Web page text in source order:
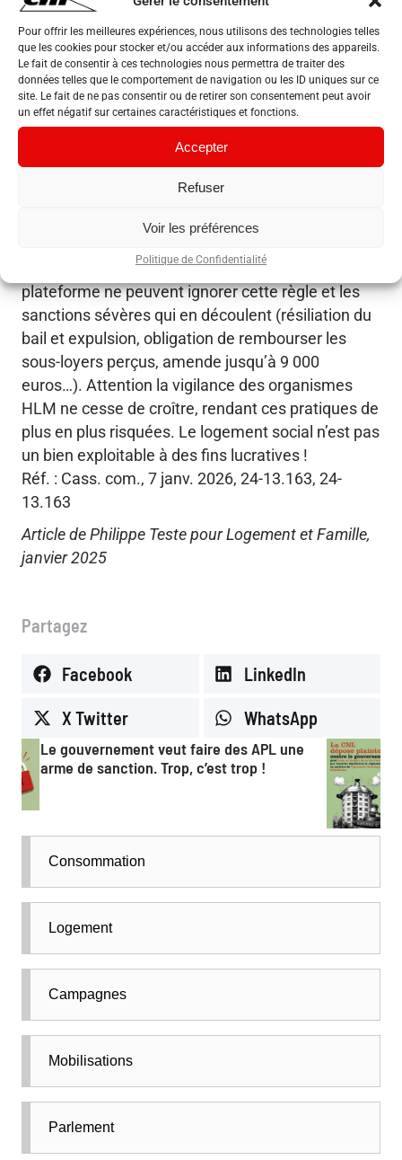
Pour offrir les meilleures expériences, nous utilisons des technologies telles
que les cookies pour stocker et/ou accéder aux informations des appareils.
Le fait de consentir à ces technologies nous permettra de traiter des
données telles que le comportement de navigation ou les ID uniques sur ce
site. Le fait de ne pas consentir ou de retirer son consentement peut avoir
un effet négatif sur certaines caractéristiques et fonctions.
Accepter
Refuser
Voir les préférences
Politique de Confidentialité
lutter contre les sous location touristique. Pour
rappel, La sous-location d’un logement HLM via
Airbnb ou une autre plateforme de location
touristique est strictement interdite.
Cette pratique, parfois présentée comme un
simple complément de revenus, constitue en
réalité un manquement grave au contrat de
lourdes. La sous-location d’un logement social
sans autorisation peut entraîner la résiliation du
qu’une amende de 9 000€. Ni le locataire, ni la
plateforme ne peuvent ignorer cette règle et les
sanctions sévères qui en découlent (résiliation du
bail et expulsion, obligation de rembourser les
sous-loyers perçus, amende jusqu’à 9 000
euros…). Attention la vigilance des organismes
HLM ne cesse de croître, rendant ces pratiques de
plus en plus risquées. Le logement social n’est pas
un bien exploitable à des fins lucratives !
Réf. : Cass. com., 7 janv. 2026, 24-13.163, 24-
13.163
Article de Philippe Teste pour Logement et Famille,
janvier 2025
Partagez
Facebook LinkedIn
X Twitter WhatsApp
Canicule : la CNL porte plainte contre l’État
pour l’inaction face aux « bouilloires »
Consommation
Logement
Campagnes
Mobilisations
Parlement